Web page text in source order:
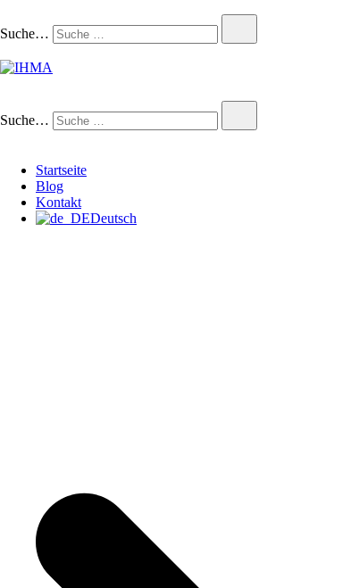
Suche…
Suche…
Startseite
Blog
Kontakt
Deutsch